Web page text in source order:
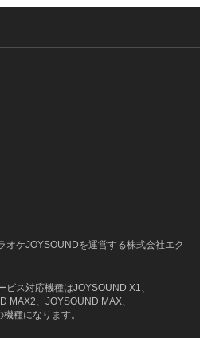
オケJOYSOUNDを運営する株式会社エク
ス対応機種はJOYSOUND X1、
MAX2、JOYSOUND MAX、
種になります。